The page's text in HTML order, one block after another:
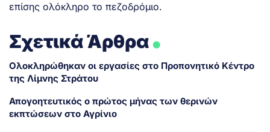
επίσης ολόκληρο το πεζοδρόμιο.
Σχετικά Άρθρα.
Ολοκληρώθηκαν οι εργασίες στο Προπονητικό Κέντρο
της Λίμνης Στράτου
Απογοητευτικός ο πρώτος μήνας των θερινών
εκπτώσεων στο Αγρίνιο